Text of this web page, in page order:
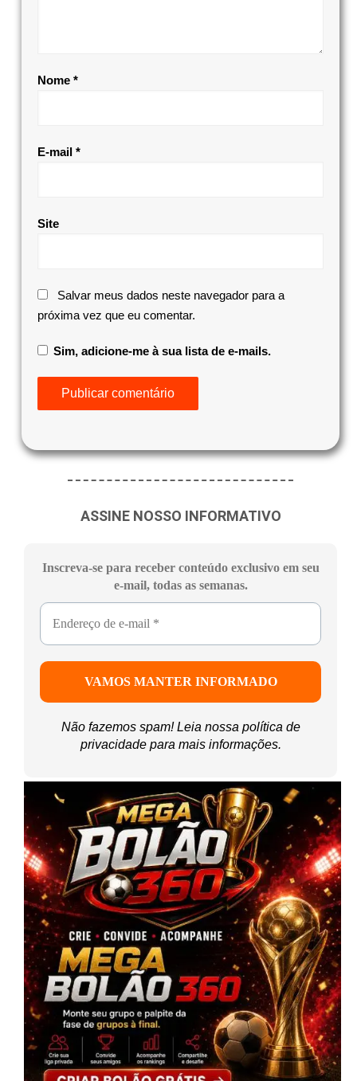
Nome *
E-mail *
Site
Salvar meus dados neste navegador para a
próxima vez que eu comentar.
Sim, adicione-me à sua lista de e-mails.
ASSINE NOSSO INFORMATIVO
Inscreva-se para receber conteúdo exclusivo em seu
e-mail, todas as semanas.
Não fazemos spam! Leia nossa política de
privacidadepara mais informações.